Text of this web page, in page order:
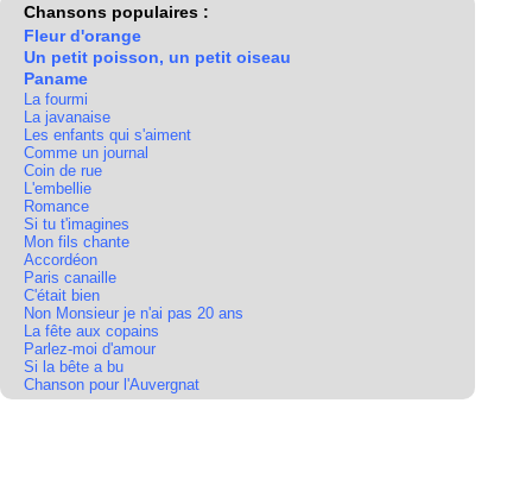
Chansons populaires :
Fleur d'orange
Un petit poisson, un petit oiseau
Paname
La fourmi
La javanaise
Les enfants qui s'aiment
Comme un journal
Coin de rue
L'embellie
Romance
Si tu t'imagines
Mon fils chante
Accordéon
Paris canaille
C'était bien
Non Monsieur je n'ai pas 20 ans
La fête aux copains
Parlez-moi d'amour
Si la bête a bu
Chanson pour l'Auvergnat